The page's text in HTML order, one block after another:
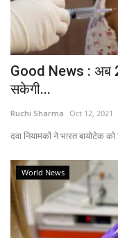
Good News : अब
सकेगी...
Ruchi Sharma Oct 12, 2021
दवा नियामकों ने भारत बायोटेक
World News